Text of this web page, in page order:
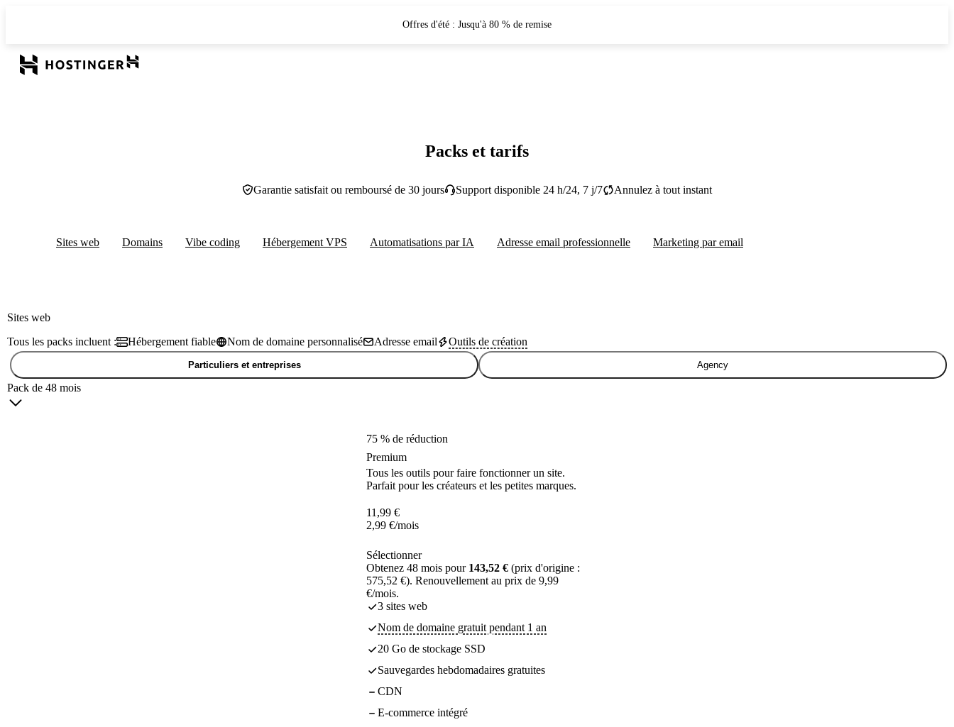
Offres d'été : Jusqu'à 80 % de remise
Packs et tarifs
Garantie satisfait ou remboursé de 30 jours Support disponible 24 h/24, 7 j/7 Annulez à tout instant
Sites web Domains Vibe coding Hébergement VPS Automatisations par IA Adresse email professionnelle Marketing par email
Sites web
Tous les packs incluent :
Hébergement fiable Nom de domaine personnalisé Adresse email Outils de création
Particuliers et entreprises Agency
Pack de 48 mois
75 % de réduction
Premium
Tous les outils pour faire fonctionner un site.
Parfait pour les créateurs et les petites marques.
11,99 €
2,99 €/mois
Sélectionner
Obtenez 48 mois pour 143,52 € (prix d'origine :
575,52 €). Renouvellement au prix de 9,99
€/mois.
3 sites web
Nom de domaine gratuit pendant 1 an
20 Go de stockage SSD
Sauvegardes hebdomadaires gratuites
CDN
E-commerce intégré